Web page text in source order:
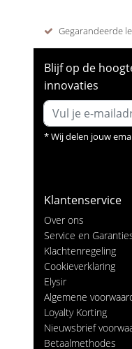
Gegarandeerde
Blijf op de
innovaties
* Wij delen jouw
Klantenservice
Over ons
Service en
Klachtenregeling
Cookieverklaring
Elysir
Algemene
Loyalty Korting
Nieuwsbrief
Betaalmethodes